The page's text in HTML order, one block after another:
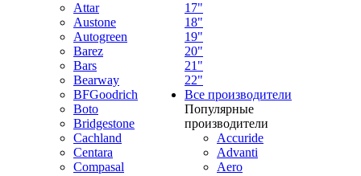
Attar
Austone
Autogreen
Barez
Bars
Bearway
BFGoodrich
Boto
Bridgestone
Cachland
Centara
Compasal
17"
18"
19"
20"
21"
22"
Все производители
Популярные
производители
Accuride
Advanti
Aero